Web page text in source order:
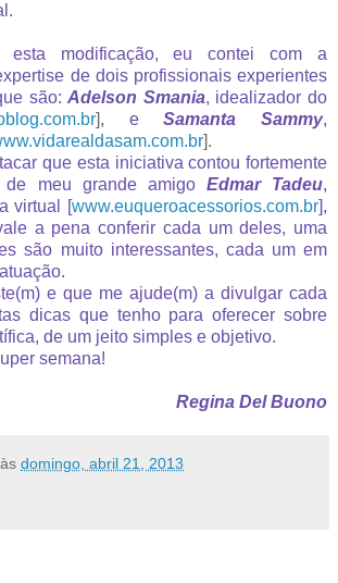
esta modificação, eu contei com a
de dois profissionais experientes
são:Adelson Smania, idealizador do
], eSamanta Sammy,
].
que esta iniciativa contou fortemente
meu grande amigo Edmar Tadeu,
virtual [www.euqueroacessorios.com.br],
a pena conferir cada um deles, uma
são muito interessantes, cada um em
e que me ajude(m) a divulgar cada
dicas que tenho para oferecer sobre
de um jeito simples e objetivo.
semana!
Regina Del Buono
às domingo, abril 21, 2013